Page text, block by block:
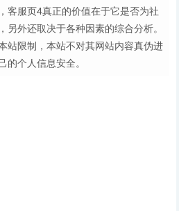
客服页4真正的价值在于它是否为社
另外还取决于各种因素的综合分析。
站限制，本站不对其网站内容真伪进
的个人信息安全。